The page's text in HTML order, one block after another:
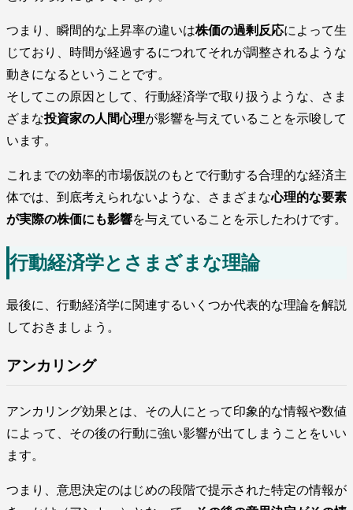
つまり、瞬間的な上昇率の違いは株価の過剰反応によって生
じており、時間が経過するにつれてそれが調整されるような
動きになるということです。
そしてこの原因として、行動経済学で取り扱うような、さま
ざまな投資家の人間心理が影響を与えていることを示唆して
います。
これまでの効率的市場仮説のもとで行動する合理的な経済主
体では、到底考えられないような、さまざまな心理的な要素
が実際の株価にも影響を与えていることを示したわけです。
行動経済学とさまざまな理論
最後に、行動経済学に関連するいくつか代表的な理論を解説
しておきましょう。
アンカリング
アンカリング効果とは、その人にとって印象的な情報や数値
によって、その後の行動に強い影響が出てしまうことをいい
ます。
つまり、意思決定のはじめの段階で提示された特定の情報が